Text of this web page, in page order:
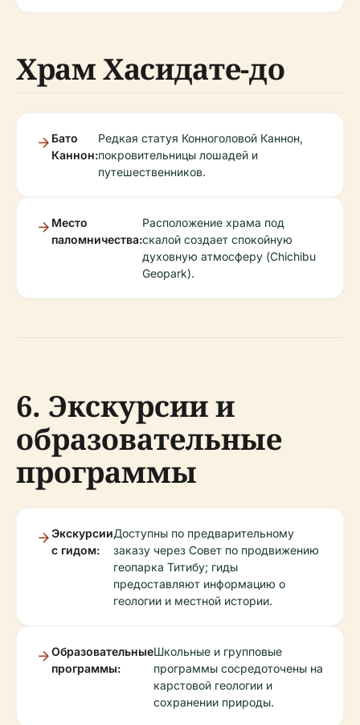
Храм Хасидате-до
Бато
Каннон:
Редкая статуя Конноголовой Каннон,
покровительницы лошадей и
путешественников.
Место
паломничества:
Расположение храма под
скалой создает спокойную
духовную атмосферу (Chichibu
Geopark).
6. Экскурсии и
образовательные
программы
Экскурсии
с гидом:
Доступны по предварительному
заказу через Совет по продвижению
геопарка Титибу; гиды
предоставляют информацию о
геологии и местной истории.
Образовательные
программы:
Школьные и групповые
программы сосредоточены на
карстовой геологии и
сохранении природы.